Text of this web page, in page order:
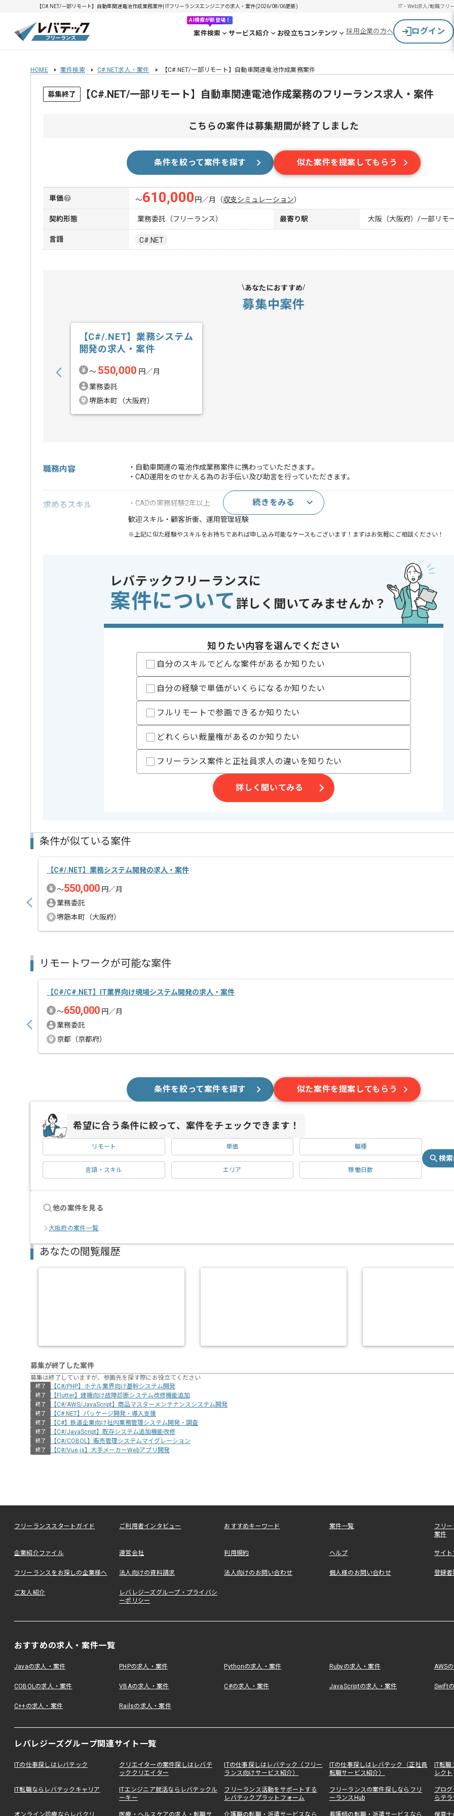
【C#.NET/一部リモート】自動車関連電池作成業務案件| ITフリーランスエンジニアの求人・案件(2026/08/06更新) IT・Web求人/転職フリ
AI検索が新登場！
案件検索 サービス紹介 お役立ちコンテンツ 採用企業の方へ ログイン
HOME 案件検索 C#.NET求人・案件 【C#.NET/一部リモート】自動車関連電池作成業務案件
募集終了 【C#.NET/一部リモート】自動車関連電池作成業務のフリーランス求人・案件
こちらの案件は募集期間が終了しました
条件を絞って案件を探す 似た案件を提案してもらう
単価 〜610,000 円／月 （収支シミュレーション）
契約形態 業務委託（フリーランス） 最寄り駅 大阪（大阪府）/一部リモ
言語 C#.NET
あなたにおすすめ
募集中案件
【C#/.NET】業務システム
開発の求人・案件
〜 550,000 円／月
業務委託
堺筋本町（大阪府）
職務内容
・自動車関連の電池作成業務案件に携わっていただきます。
・CAD運用をのせかえる為のお手伝い及び助言を行っていただきます。
求めるスキル
・CADの実務経験2年以上
歓迎スキル ・顧客折衝、運用管理経験
※上記に似た経験やスキルをお持ちであれば申し込み可能なケースもございます！まずはお気軽にご相談ください！
精算条件
精算基準時間
140時間〜180時間
これまでのご経験を活かしたい方におすすめの案件です。
ぜひ一度、ご商談で雰囲気等掴んでいただき、参画のご判断いただければ幸いです。
参画当初は1～3日は常駐で作業していただき、以後フルリモートでの作業を想定しております。
※リモート頻度は習熟度や状況に応じて変動いたします。
続きをみる
レバテックフリーランスに
案件について 詳しく聞いてみませんか？
知りたい内容を選んでください
自分のスキルでどんな案件があるか知りたい
自分の経験で単価がいくらになるか知りたい
フルリモートで参画できるか知りたい
どれくらい裁量権があるのか知りたい
フリーランス案件と正社員求人の違いを知りたい
詳しく聞いてみる
条件が似ている案件
【C#/.NET】業務システム開発の求人・案件
〜550,000 円／月
業務委託
堺筋本町（大阪府）
リモートワークが可能な案件
【C#/C#.NET】IT業界向け現場システム開発の求人・案件
〜650,000 円／月
業務委託
京都（京都府）
条件を絞って案件を探す 似た案件を提案してもらう
希望に合う条件に絞って、案件をチェックできます！
リモート 単価 職種
言語・スキル エリア 稼働日数
検
他の案件を見る
大阪府の案件一覧
あなたの閲覧履歴
募集が終了した案件
募集は終了していますが、参画先を探す際にお役立てください
終了 【C#/PHP】ホテル業界向け基幹システム開発
終了 【Flutter】建機向け故障診断システム改修機能追加
終了 【C#/AWS/JavaScript】商品マスターメンテナンスシステム開発
終了 【C#.NET】パッケージ開発・導入支援
終了 【C#】鉄道企業向け社内業務管理システム開発・調査
終了 【C#/JavaScript】既存システム追加機能改修
終了 【C#/COBOL】販売管理システムマイグレーション
終了 【C#/Vue.js】大手メーカーWebアプリ開発
フリーランススタートガイド ご利用者インタビュー おすすめキーワード 案件一覧
フリ
案件
企業紹介ファイル 運営会社 利用規約 ヘルプ サイ
フリーランスをお探しの企業様へ 法人向けの資料請求 法人向けのお問い合わせ 個人様のお問い合わせ 登録者
ご友人紹介
レバレジーズグループ・プライバシ
ーポリシー
おすすめの求人・案件一覧
Javaの求人・案件 PHPの求人・案件 Pythonの求人・案件 Rubyの求人・案件 AWS
COBOLの求人・案件 VBAの求人・案件 C#の求人・案件 JavaScriptの求人・案件 Swift
C++の求人・案件 Railsの求人・案件
レバレジーズグループ関連サイト一覧
ITの仕事探しはレバテック
クリエイターの案件探しはレバテ
ッククリエイター
ITの仕事探しはレバテック（フリー
ランス向けサービス紹介）
ITの仕事探しはレバテック（正社員
転職サービス紹介）
IT転
レクト
IT転職ならレバテックキャリア
ITエンジニア就活ならレバテックル
ーキー
フリーランス活動をサポートする
レバテックプラットフォーム
フリーランスの案件探しならフリ
ーランスHub
プロ
らテ
オンライン診療ならレバクリ 医療・ヘルスケアの求人・転職サ 介護職の転職・派遣サービスなら 看護師の転職・派遣サービスなら 保育